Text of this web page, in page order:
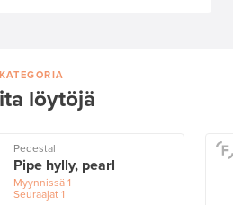
KATEGORIA
löytöjä
Pedestal
Pipe hylly, pearl
Myynnissä1
Seuraajat1